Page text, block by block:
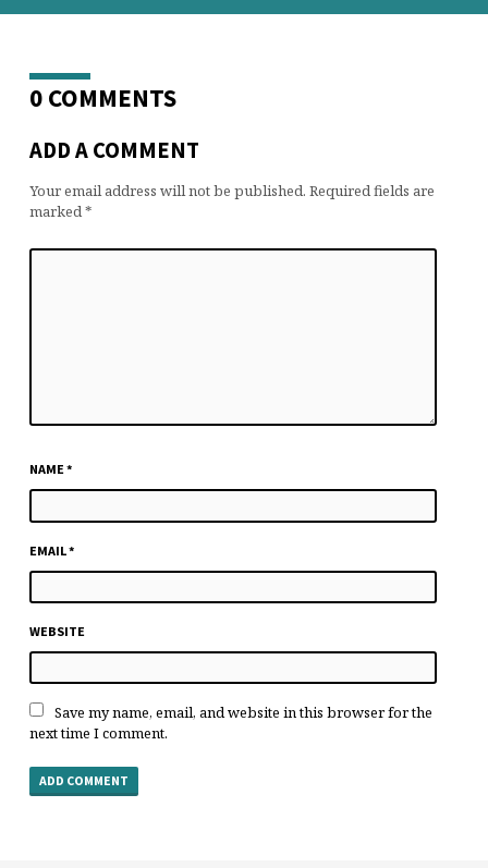
0 COMMENTS
ADD A COMMENT
Your email address will not be published. Required fields are
marked*
NAME*
EMAIL*
WEBSITE
Save my name, email, and website in this browser for the
next time I comment.